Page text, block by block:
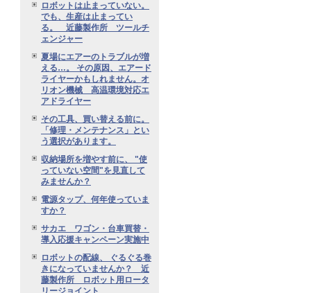
ロボットは止まっていない。
でも、生産は止まってい
る。 近藤製作所 ツールチ
ェンジャー
夏場にエアーのトラブルが増
える…。 その原因、エアード
ライヤーかもしれません。オ
リオン機械 高温環境対応エ
アドライヤー
その工具、買い替える前に。
「修理・メンテナンス」とい
う選択があります。
収納場所を増やす前に、 "使
っていない空間"を見直して
みませんか？
電源タップ、何年使っていま
すか？
サカエ ワゴン・台車買替・
導入応援キャンペーン実施中
ロボットの配線、 ぐるぐる巻
きになっていませんか？ 近
藤製作所 ロボット用ロータ
リージョイント